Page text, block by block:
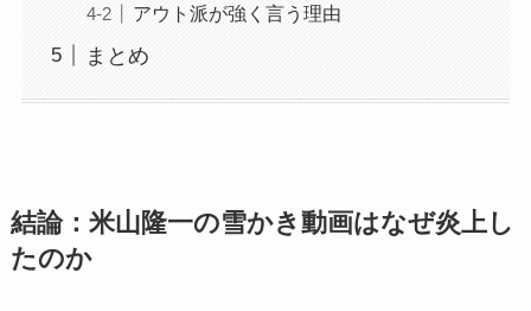
アウト派が強く言う理由
まとめ
結論：米山隆一の雪かき動画はなぜ炎上し
たのか